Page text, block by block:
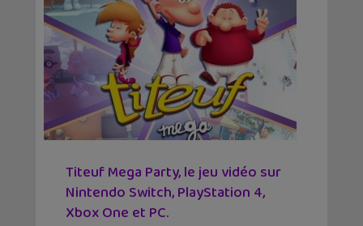
Titeuf Mega Party, le jeu vidéo sur
Nintendo Switch, PlayStation 4,
Xbox One et PC.